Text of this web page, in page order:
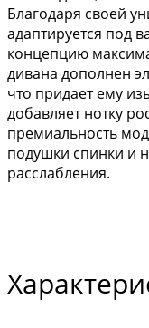
Благодаря своей
адаптируется под
концепцию
дивана дополнен
что придает ему
добавляет нотку
премиальность
подушки спинки и
расслабления.